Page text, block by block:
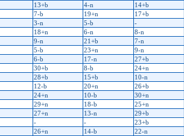
13+b 4-n 14+b
7-b 19+n 17+b
3-n 5-b -
18+n 6-n 8-n
9-n 21+b 7-n
5-b 23+n 9-n
6-b 17-n 27+b
30+b 8-b 24+n
28+b 15+b 10-n
12-b 20+n 26+b
24+n 10-b 30+n
29+n 18-b 25+n
27+n 13-n 29+b
- - 23+b
26+n 14-b 22-n